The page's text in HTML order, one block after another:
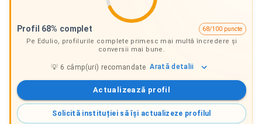
Profil 68% complet
68/100 puncte
Pe Edulio, profilurile complete primesc mai multă încredere și
conversii mai bune.
💡 6 câmp(uri) recomandate Arată detalii
Actualizează profil
Solicită instituției să își actualizeze profilul